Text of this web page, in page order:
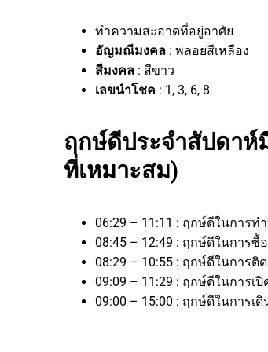
ทำความสะอาดที่อยู่อาศัย
อัญมณีมงคล : พลอยสีเหลือง
สีมงคล : สีขาว
เลขนำโชค : 1, 3, 6, 8
ฤกษ์ดีประจำสัปดาห์
ที่เหมาะสม)
06:29 – 11:11 : ฤกษ์ดีในการ
08:45 – 12:49 : ฤกษ์ดีในการ
08:29 – 10:55 : ฤกษ์ดีในการ
09:09 – 11:29 : ฤกษ์ดีในการ
09:00 – 15:00 : ฤกษ์ดีในการเ